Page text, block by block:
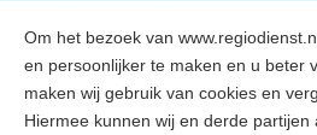
Veelgestelde vragen
Inschrijven
Om het bezoek van
en persoonlijker te maken en u beter
maken wij gebruik van cookies en
Hiermee kunnen wij en derde